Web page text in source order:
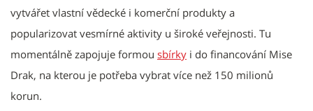
vytvářet vlastní vědecké i komerční produkty a
popularizovat vesmírné aktivity u široké veřejnosti. Tu
momentálně zapojuje formou sbírky i do financování Mise
Drak, na kterou je potřeba vybrat více než 150 milionů
korun.